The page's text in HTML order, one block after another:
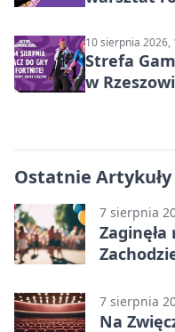
10 sierpnia 2026,
Strefa
w
Ostatnie Artykuły
7 sierpnia
7 sierpnia
Na